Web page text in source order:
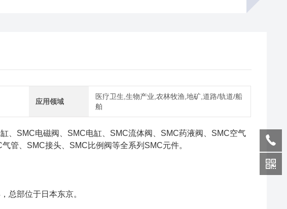
应用领域
医疗卫生,生物产业,农林牧渔,地矿,道路/轨道/船
舶
、SMC电磁阀、SMC电缸、SMC流体阀、SMC药液阀、SMC空气
管、SMC接头、SMC比例阀等全系列SMC元件。
总部位于日本东京。